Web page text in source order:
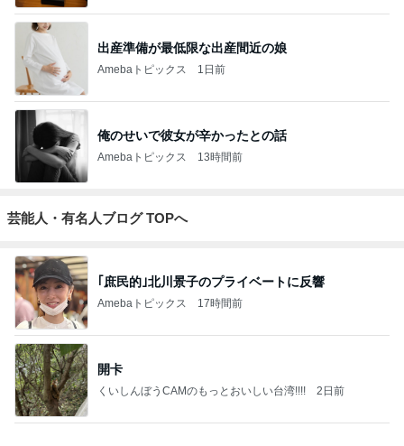
出産準備が最低限な出産間近の娘
Amebaトピックス 1日前
俺のせいで彼女が辛かったとの話
Amebaトピックス 13時間前
芸能人・有名人ブログ TOPへ
｢庶民的｣北川景子のプライベートに反響
Amebaトピックス 17時間前
開卡
くいしんぼうCAMのもっとおいしい台湾!!!! 2日前